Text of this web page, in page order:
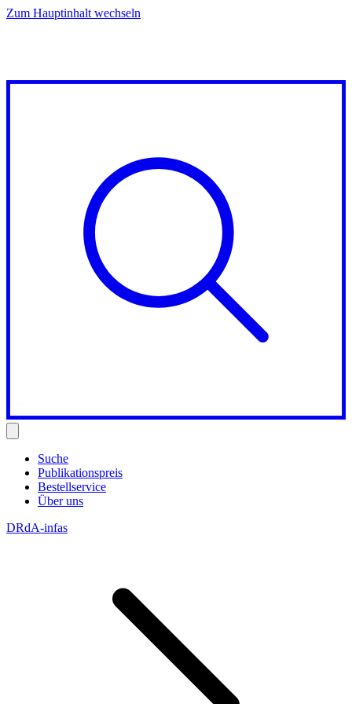
Zum Hauptinhalt wechseln
Suche
Publikationspreis
Bestellservice
Über uns
DRdA-infas